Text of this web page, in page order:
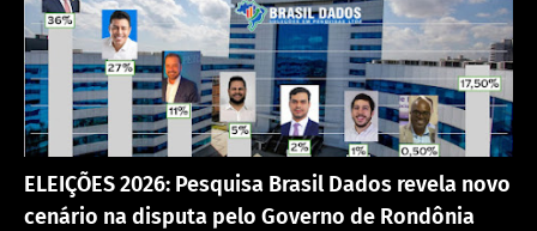
ELEIÇÕES 2026: Pesquisa Brasil Dados revela novo
cenário na disputa pelo Governo de Rondônia